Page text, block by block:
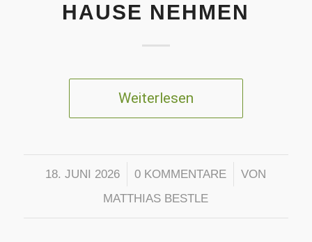
HAUSE NEHMEN
Weiterlesen
18. JUNI 2026
/ 0 KOMMENTARE
/
VON
MATTHIAS BESTLE